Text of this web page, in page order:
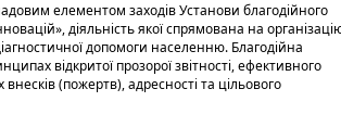
елементом заходів Установи благодійного
діяльність якої спрямована на
допомоги населенню. Благодійна
відкритої прозорої звітності, ефективного
(пожертв), адресності та цільового